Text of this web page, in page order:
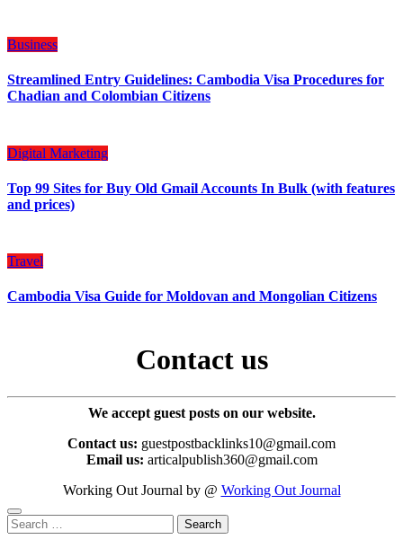
Business
Streamlined Entry Guidelines: Cambodia Visa Procedures for
Chadian and Colombian Citizens
Digital Marketing
Top 99 Sites for Buy Old Gmail Accounts In Bulk (with features
and prices)
Travel
Cambodia Visa Guide for Moldovan and Mongolian Citizens
Contact us
We accept guest posts on our website.
Contact us: guestpostbacklinks10@gmail.com
Email us: articalpublish360@gmail.com
Working Out Journal by @ Working Out Journal
Search
for: